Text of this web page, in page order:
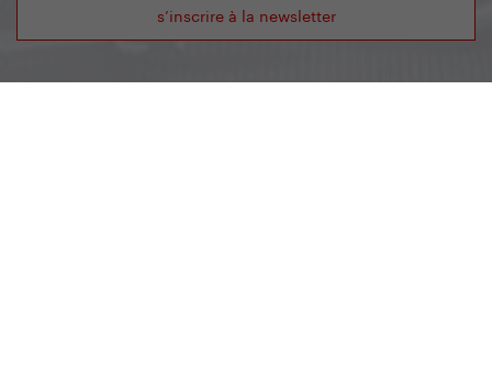
s’inscrire à la newsletter